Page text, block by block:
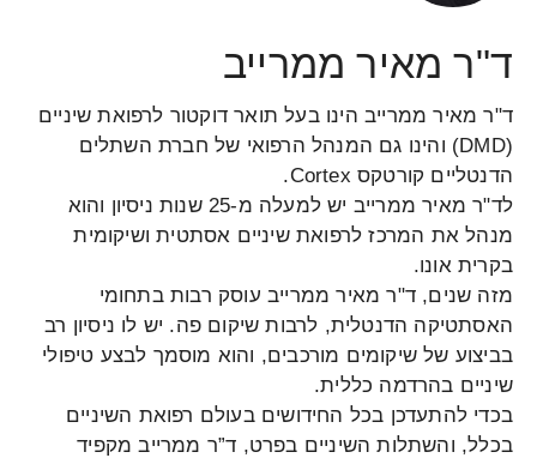
ד"ר מאיר ממרייב
ד"ר מאיר ממרייב הינו בעל תואר דוקטור לרפואת שיניים
(DMD) והינו גם המנהל הרפואי של חברת השתלים
הדנטליים קורטקס Cortex.
לד"ר מאיר ממרייב יש למעלה מ-25 שנות ניסיון והוא
מנהל את המרכז לרפואת שיניים אסתטית ושיקומית
בקרית אונו.
מזה שנים, ד"ר מאיר ממרייב עוסק רבות בתחומי
האסתטיקה הדנטלית, לרבות שיקום פה. יש לו ניסיון רב
בביצוע של שיקומים מורכבים, והוא מוסמך לבצע טיפולי
שיניים בהרדמה כללית.
בכדי להתעדכן בכל החידושים בעולם רפואת השיניים
בכלל, והשתלות השיניים בפרט, ד”ר ממרייב מקפיד